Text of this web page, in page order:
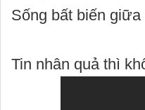
Sống bất biến
Tin nhân quả thì